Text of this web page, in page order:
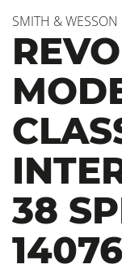
SMITH & WESSON
38